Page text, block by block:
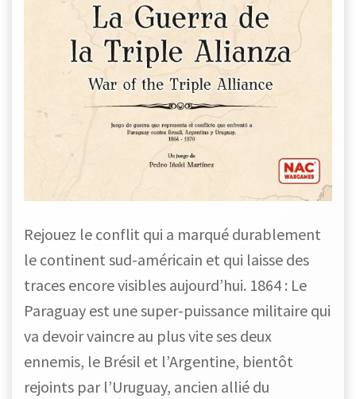
Rejouez le conflit qui a marqué durablement
le continent sud-américain et qui laisse des
traces encore visibles aujourd’hui. 1864 : Le
Paraguay est une super-puissance militaire qui
va devoir vaincre au plus vite ses deux
ennemis, le Brésil et l’Argentine, bientôt
rejoints par l’Uruguay, ancien allié du